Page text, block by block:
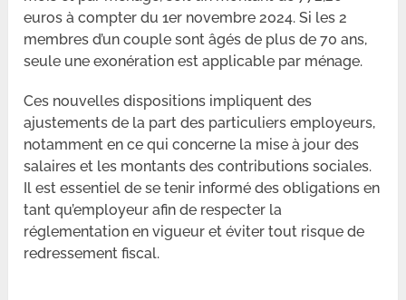
euros à compter du 1er novembre 2024. Si les 2
membres d’un couple sont âgés de plus de 70 ans,
seule une exonération est applicable par ménage.
Ces nouvelles dispositions impliquent des
ajustements de la part des particuliers employeurs,
notamment en ce qui concerne la mise à jour des
salaires et les montants des contributions sociales.
Il est essentiel de se tenir informé des obligations en
tant qu’employeur afin de respecter la
réglementation en vigueur et éviter tout risque de
redressement fiscal.